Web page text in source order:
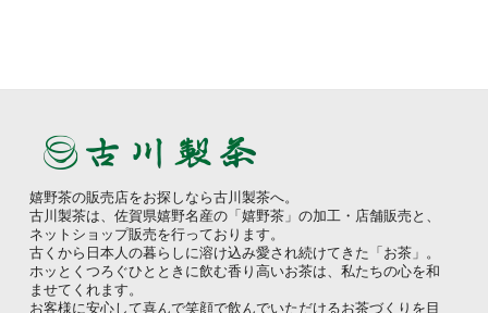
嬉野茶の販売店をお探しなら古川製茶へ。
古川製茶は、佐賀県嬉野名産の「嬉野茶」の加工・店舗販売と、
ネットショップ販売を行っております。
古くから日本人の暮らしに溶け込み愛され続けてきた「お茶」。
ホッとくつろぐひとときに飲む香り高いお茶は、私たちの心を和
ませてくれます。
お客様に安心して喜んで笑顔で飲んでいただけるお茶づくりを目